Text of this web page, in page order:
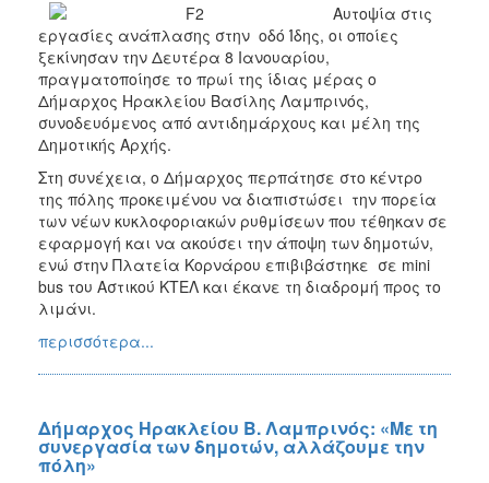
Αυτοψία στις
εργασίες ανάπλασης στην οδό Ίδης, οι οποίες
ξεκίνησαν την Δευτέρα 8 Ιανουαρίου,
πραγματοποίησε το πρωί της ίδιας μέρας ο
Δήμαρχος Ηρακλείου Βασίλης Λαμπρινός,
συνοδευόμενος από αντιδημάρχους και μέλη της
Δημοτικής Αρχής.
Στη συνέχεια, ο Δήμαρχος περπάτησε στο κέντρο
της πόλης προκειμένου να διαπιστώσει την πορεία
των νέων κυκλοφοριακών ρυθμίσεων που τέθηκαν σε
εφαρμογή και να ακούσει την άποψη των δημοτών,
ενώ στην Πλατεία Κορνάρου επιβιβάστηκε σε mini
bus του Αστικού ΚΤΕΛ και έκανε τη διαδρομή προς το
λιμάνι.
περισσότερα...
Δήμαρχος Ηρακλείου Β. Λαμπρινός: «Με τη
συνεργασία των δημοτών, αλλάζουμε την
πόλη»